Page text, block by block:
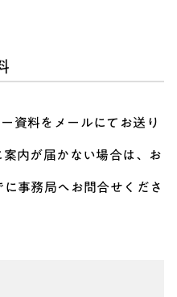
資料をメールにてお送り
内が届かない場合は、お
事務局へお問合せくださ